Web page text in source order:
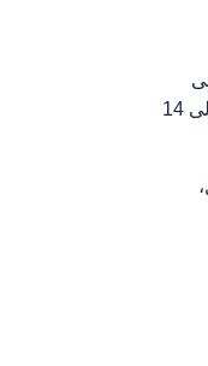
الكافيين مثل الشاي والقهوة والمشروبات الغازية والإقلاع عن التدخين (تستغرق إزالة الكافئين تمامًا من الجسم من 10 إلى 14